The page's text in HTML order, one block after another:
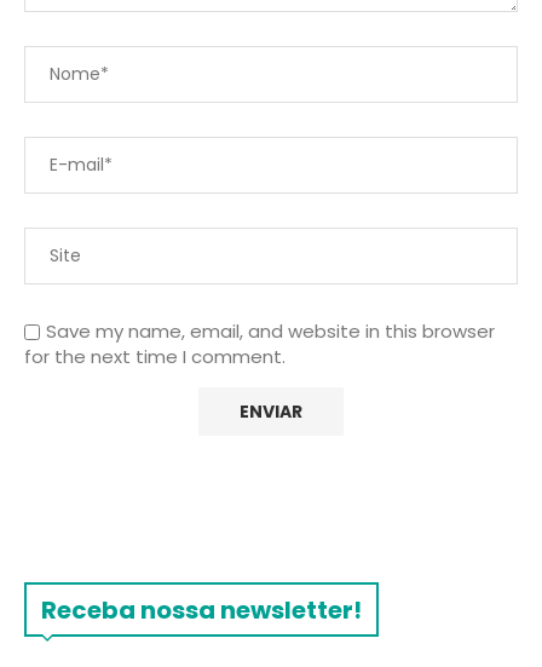
Save my name, email, and website in this browser
for the next time I comment.
Receba nossa newsletter!